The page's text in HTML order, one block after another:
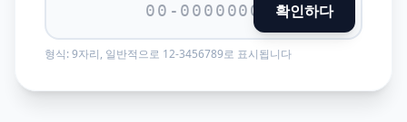
확인하다
형식: 9자리, 일반적으로 12-3456789로 표시됩니다